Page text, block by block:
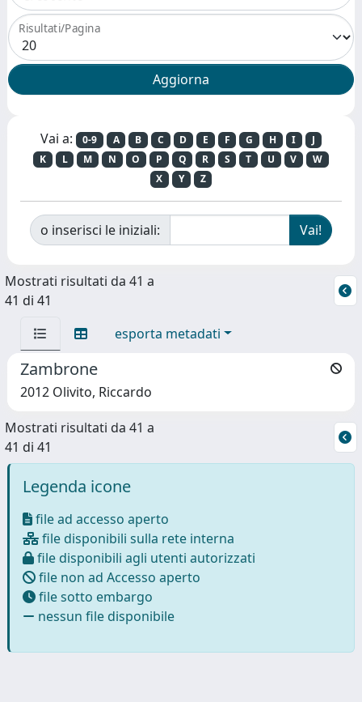
Risultati/Pagina
Vai a: 0-9 A B C D E F G H I
J
K
L M N O P Q R S T U V
W
X
Y Z
o inserisci le iniziali:
Mostrati risultati da 41 a
41 di 41
esporta metadati
Zambrone
2012 Olivito, Riccardo
Mostrati risultati da 41 a
41 di 41
Legenda icone
file ad accesso aperto
file disponibili sulla rete interna
file disponibili agli utenti autorizzati
file non ad Accesso aperto
file sotto embargo
nessun file disponibile